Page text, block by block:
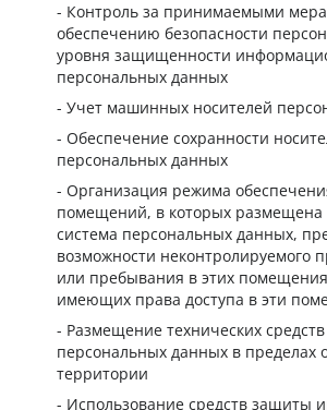
Контроль за принимаемыми
обеспечению безопасности
уровня защищенности
персональных данных
Учет машинных носителей
Обеспечение сохранности
персональных данных
Организация режима
помещений, в которых
система персональных данных,
возможности неконтролируемого
или пребывания в этих
имеющих права доступа в эти
Размещение технических
персональных данных в пределах
территории
Использование средств защиты